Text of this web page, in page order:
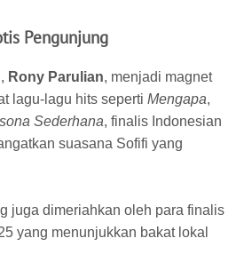
Pengunjung
Rony Parulian, menjadi magnet
lagu-lagu hits seperti Mengapa,
Sederhana, finalis Indonesian
suasana Sofifi yang
juga dimeriahkan oleh para finalis
yang menunjukkan bakat lokal